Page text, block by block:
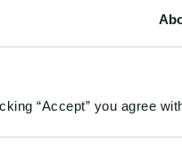
“Accept” you agree
宗教方面的影响，不
并不能想当然地在当地
、货到付款，那么在